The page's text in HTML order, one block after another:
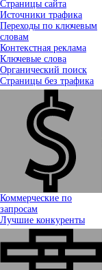
Страницы сайта
Источники трафика
Переходы по ключевым
словам
Контекстная реклама
Ключевые слова
Органический поиск
Страницы без трафика
Коммерческие по
запросам
Лучшие конкуренты